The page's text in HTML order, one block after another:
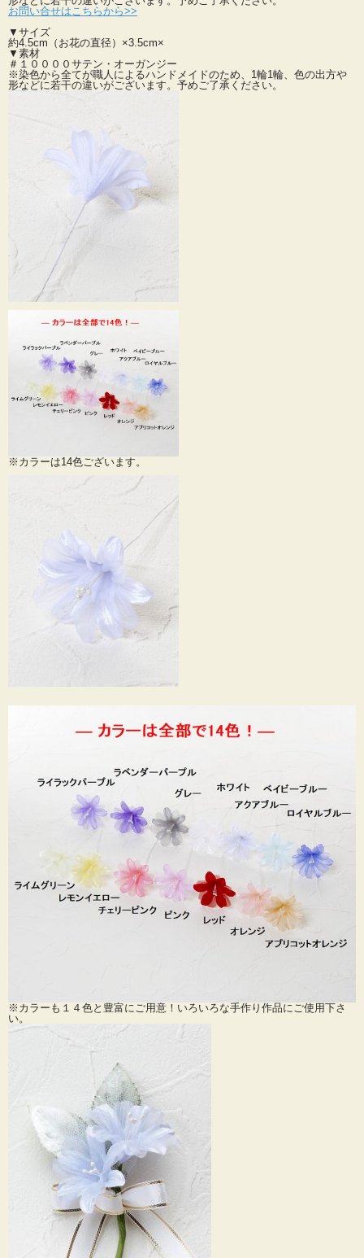
産にこだわってお作りしております、手染め手作りの品です。
発色が綺麗で可憐なイメージのお花です。
お子様向けの作品作りにも向いています。
カラーも１４色と豊富にご用意！いろいろな手作り作品にご使用下さい。
在庫限りとなります。
※染色から全てが職人によるハンドメイドのため、1輪1輪、色の出方や形などに
お問い合せはこちらから>>
▼サイズ
約4.5cm（お花の直径）×3.5cm×
▼素材
＃１００００サテン・オーガンジー
※染色から全てが職人によるハンドメイドのため、1輪1輪、色の出方や
形などに若干の違いがございます。予めご了承ください。
※カラーは14色ございます。
※カラーも１４色と豊富にご用意！いろいろな手作り作品にご使用下さ
い。